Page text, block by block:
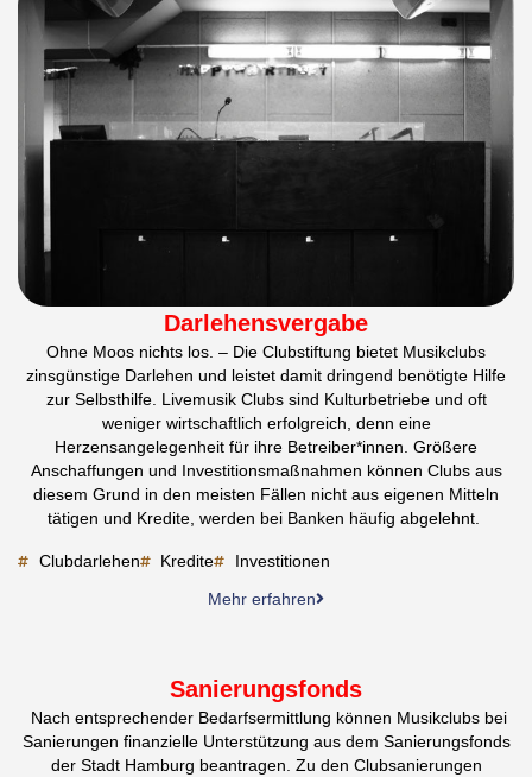
Darlehensvergabe
Ohne Moos nichts los. – Die Clubstiftung bietet Musikclubs
zinsgünstige Darlehen und leistet damit dringend benötigte Hilfe
zur Selbsthilfe. Livemusik Clubs sind Kulturbetriebe und oft
weniger wirtschaftlich erfolgreich, denn eine
Herzensangelegenheit für ihre Betreiber*innen. Größere
Anschaffungen und Investitionsmaßnahmen können Clubs aus
diesem Grund in den meisten Fällen nicht aus eigenen Mitteln
tätigen und Kredite, werden bei Banken häufig abgelehnt.
Clubdarlehen Kredite
Investitionen
Mehr erfahren
Sanierungsfonds
Nach entsprechender Bedarfsermittlung können Musikclubs bei
Sanierungen finanzielle Unterstützung aus dem Sanierungsfonds
der Stadt Hamburg beantragen. Zu den Clubsanierungen